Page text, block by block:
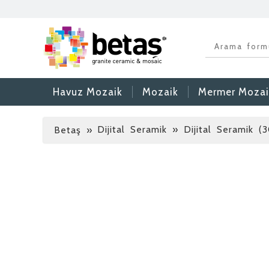
Havuz Mozaik Mozaik Mermer
Betaş » Dijital Seramik » Dijital Seramik